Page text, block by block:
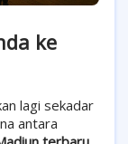
ke
lagi sekadar
antara